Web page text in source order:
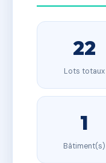
22
Lots totaux
1
Bâtiment(s)